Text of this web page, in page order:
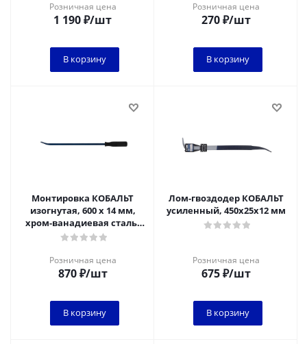
Розничная цена
1 190₽/шт
В корзину
Розничная цена
270₽/шт
В корзину
Монтировка КОБАЛЬТ
изогнутая, 600 х 14 мм,
хром-ванадиевая сталь,
пластиковая рукоятка,
Розничная цена
870₽/шт
В корзину
Лом-гвоздодер КОБАЛЬТ
усиленный, 450х25х12 мм
Розничная цена
675₽/шт
В корзину